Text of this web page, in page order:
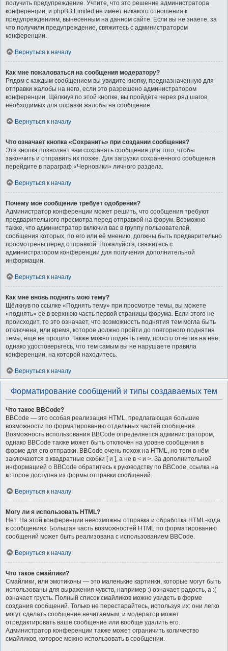
получить предупреждение. Учтите, что это решение администратора
конференции, и phpBB Limited не имеет никакого отношения к
предупреждениям, вынесенным на данном сайте. Если вы не знаете, за
что получили предупреждение, свяжитесь с администратором
конференции.
Вернуться к началу
Как мне пожаловаться на сообщения модератору?
Рядом с каждым сообщением вы увидите кнопку, предназначенную для
отправки жалобы на него, если это разрешено администратором
конференции. Щёлкнув по этой кнопке, вы пройдёте через ряд шагов,
необходимых для оправки жалобы на сообщение.
Вернуться к началу
Что означает кнопка «Сохранить» при создании сообщения?
Эта кнопка позволяет вам сохранять сообщения для того, чтобы
закончить и отправить их позже. Для загрузки сохранённого сообщения
перейдите в параграф «Черновики» личного раздела.
Вернуться к началу
Почему моё сообщение требует одобрения?
Администратор конференции может решить, что сообщения требуют
предварительного просмотра перед отправкой на форум. Возможно
также, что администратор включил вас в группу пользователей,
сообщения которых, по его или её мнению, должны быть предварительно
просмотрены перед отправкой. Пожалуйста, свяжитесь с
администратором конференции для получения дополнительной
информации.
Вернуться к началу
Как мне вновь поднять мою тему?
Щёлкнув по ссылке «Поднять тему» при просмотре темы, вы можете
«поднять» её в верхнюю часть первой страницы форума. Если этого не
происходит, то это означает, что возможность поднятия тем могла быть
отключена, или время, которое должно пройти до повторного поднятия
темы, ещё не прошло. Также можно поднять тему, просто ответив на неё,
однако удостоверьтесь, что тем самым вы не нарушаете правила
конференции, на которой находитесь.
Вернуться к началу
Форматирование сообщений и типы создаваемых тем
Что такое BBCode?
BBCode — это особая реализация HTML, предлагающая большие
возможности по форматированию отдельных частей сообщения.
Возможность использования BBCode определяется администратором,
однако BBCode также может быть отключён на уровне сообщения в
форме для его отправки. BBCode очень похож на HTML, но теги в нём
заключаются в квадратные скобки [ и ], а не в < и >. За дополнительной
информацией о BBCode обратитесь к руководству по BBCode, ссылка на
которое доступна из формы отправки сообщений.
Вернуться к началу
Могу ли я использовать HTML?
Нет. На этой конференции невозможны отправка и обработка HTML-кода
в сообщениях. Большая часть возможностей HTML по форматированию
сообщений может быть реализована с использованием BBCode.
Вернуться к началу
Что такое смайлики?
Смайлики, или эмотиконы — это маленькие картинки, которые могут быть
использованы для выражения чувств, например :) означает радость, а :(
означает грусть. Полный список смайликов можно увидеть в форме
создания сообщений. Только не перестарайтесь, используя их: они легко
могут сделать сообщение нечитаемым, и модератор может
отредактировать ваше сообщение или вообще удалить его.
Администратор конференции также может ограничить количество
смайликов, которое можно использовать в сообщении.